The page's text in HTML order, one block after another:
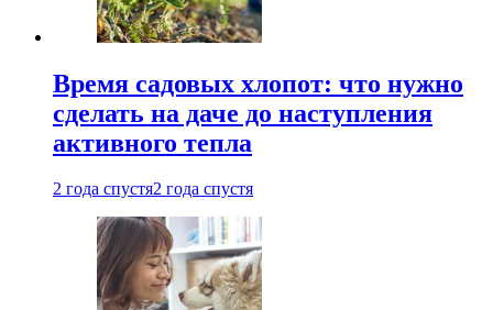
Время садовых хлопот: что нужно
сделать на даче до наступления
активного тепла
2 года спустя2 года спустя